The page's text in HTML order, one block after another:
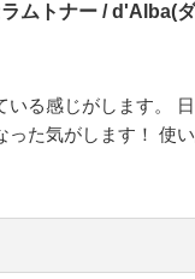
ムトナー / d'Alba(
いる感じがします。
った気がします！ 使